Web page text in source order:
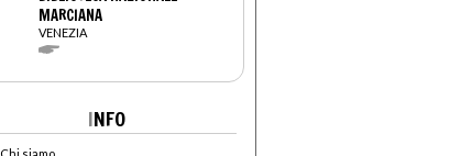
MARCIANA
VENEZIA
INFO
Chi siamo